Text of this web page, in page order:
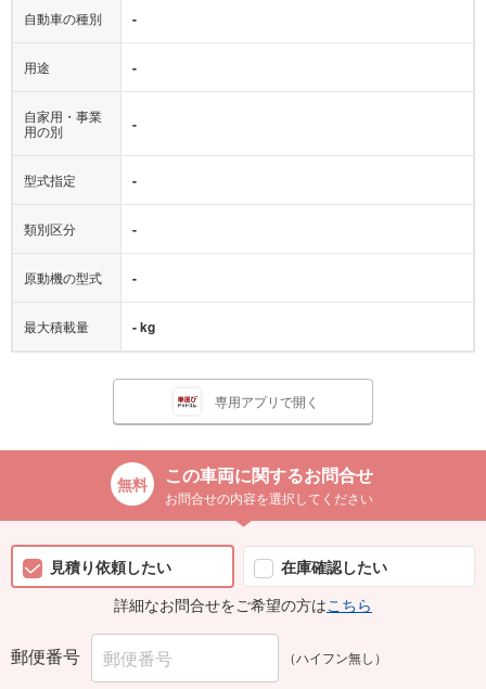
自動車の種別 -
用途 -
自家用・事業
用の別
-
型式指定 -
類別区分 -
原動機の型式 -
最大積載量 - kg
専用アプリで開く
この車両に関するお問合せ
お問合せの内容を選択してください
見積り依頼したい
在庫確認したい
詳細なお問合せをご希望の方はこちら
郵便番号 （ハイフン無し）